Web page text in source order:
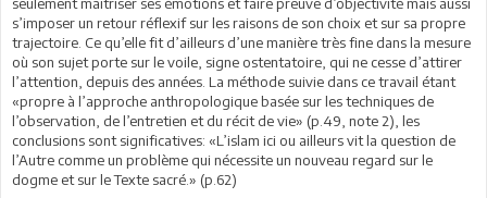
s’imposer un retour réflexif sur les raisons de son choix et sur sa propre
trajectoire. Ce qu’elle fit d’ailleurs d’une manière très fine dans la mesure
où son sujet porte sur le voile, signe ostentatoire, qui ne cesse d’attirer
l’attention, depuis des années. La méthode suivie dans ce travail étant
«propre à l’approche anthropologique basée sur les techniques de
l’observation, de l’entretien et du récit de vie» (p.49, note 2), les
conclusions sont significatives: «L’islam ici ou ailleurs vit la question de
l’Autre comme un problème qui nécessite un nouveau regard sur le
dogme et sur le Texte sacré.» (p.62)